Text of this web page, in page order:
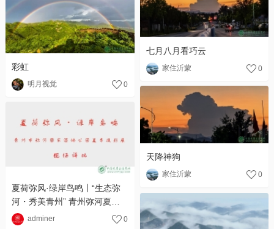
彩虹
明月视觉 0
七月八月看巧云
家住沂蒙 0
天降神狗
家住沂蒙 0
夏荷弥风·绿岸鸟鸣丨“生态弥
河・秀美青州” 青州弥河夏季
摄影展评审顺利完成
adminer 0